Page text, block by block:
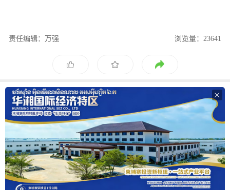
责任编辑：万强 浏览量：23641
